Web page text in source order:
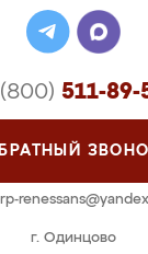
г. Одинцово
511-89-